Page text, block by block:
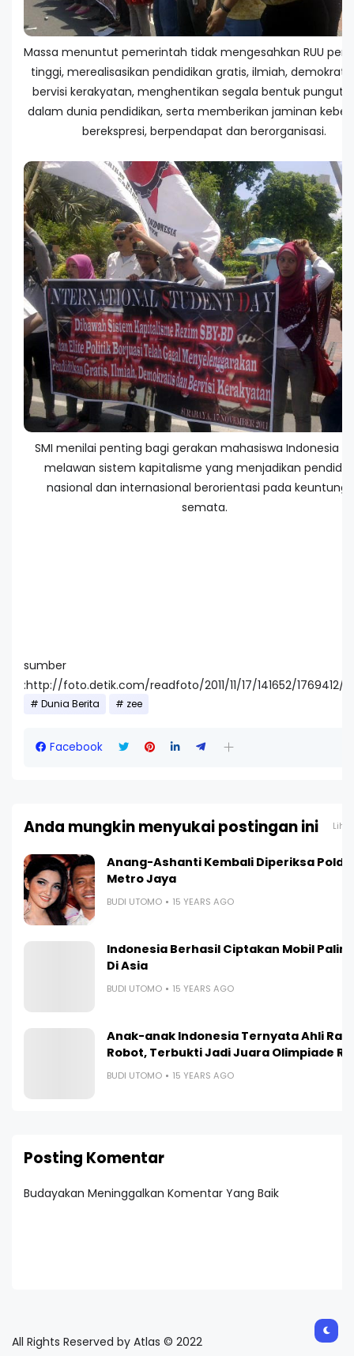
Massa menuntut pemerintah tidak mengesahkan RUU
tinggi, merealisasikan pendidikan gratis, ilmiah,
bervisi kerakyatan, menghentikan segala bentuk
dalam dunia pendidikan, serta memberikan jaminan
berekspresi, berpendapat dan berorganisasi.
SMI menilai penting bagi gerakan mahasiswa Indonesia
melawan sistem kapitalisme yang menjadikan
nasional dan internasional berorientasi pada
semata.
sumber
:http://foto.detik.com/readfoto/2011/11/17/141652/1769412/
Dunia Berita zee
Facebook
Anda mungkin menyukai postingan ini
Anang-Ashanti Kembali Diperiksa Polda
Metro Jaya
BUDI UTOMO 15 YEARS AGO
Indonesia Berhasil Ciptakan Mobil
Di Asia
BUDI UTOMO 15 YEARS AGO
Anak-anak Indonesia Ternyata Ahli
Robot, Terbukti Jadi Juara Olimpiade
BUDI UTOMO 15 YEARS AGO
Posting Komentar
Budayakan Meninggalkan Komentar Yang Baik
All Rights Reserved by Atlas © 2022